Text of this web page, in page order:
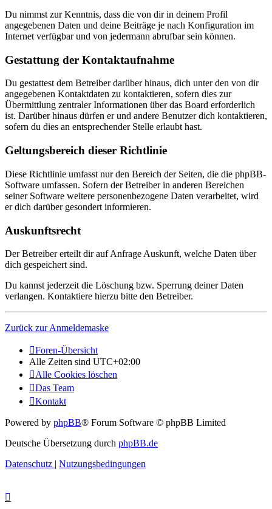
Du nimmst zur Kenntnis, dass die von dir in deinem Profil
angegebenen Daten und deine Beiträge je nach Konfiguration im
Internet verfügbar und von jedermann abrufbar sein können.
Gestattung der Kontaktaufnahme
Du gestattest dem Betreiber darüber hinaus, dich unter den von dir
angegebenen Kontaktdaten zu kontaktieren, sofern dies zur
Übermittlung zentraler Informationen über das Board erforderlich
ist. Darüber hinaus dürfen er und andere Benutzer dich kontaktieren,
sofern du dies an entsprechender Stelle erlaubt hast.
Geltungsbereich dieser Richtlinie
Diese Richtlinie umfasst nur den Bereich der Seiten, die die phpBB-
Software umfassen. Sofern der Betreiber in anderen Bereichen
seiner Software weitere personenbezogene Daten verarbeitet, wird
er dich darüber gesondert informieren.
Auskunftsrecht
Der Betreiber erteilt dir auf Anfrage Auskunft, welche Daten über
dich gespeichert sind.
Du kannst jederzeit die Löschung bzw. Sperrung deiner Daten
verlangen. Kontaktiere hierzu bitte den Betreiber.
Zurück zur Anmeldemaske
Foren-Übersicht
Alle Zeiten sind UTC+02:00
Alle Cookies löschen
Das Team
Kontakt
Powered by phpBB® Forum Software © phpBB Limited
Deutsche Übersetzung durch phpBB.de
Datenschutz | Nutzungsbedingungen